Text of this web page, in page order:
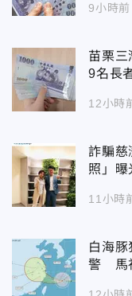
9小時前
苗栗
9名長
12小時
詐騙慈
照」曝
11小時
白海
警 馬